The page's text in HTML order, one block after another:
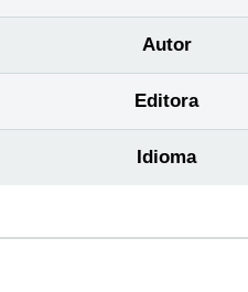
Autor
Editora
Idioma